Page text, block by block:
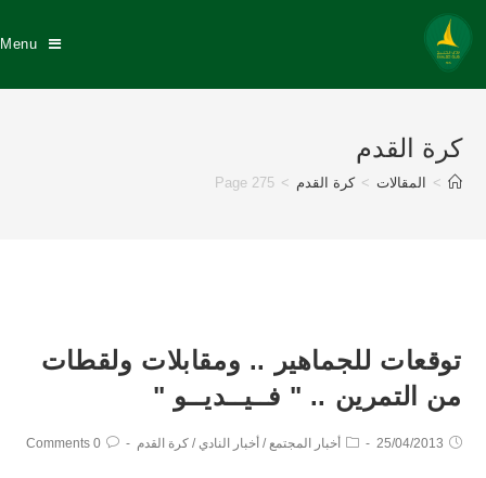
Menu
كرة القدم
> المقالات > كرة القدم >
Page 275
توقعات للجماهير .. ومقابلات ولقطات
من التمرين .. " فــيــديــو "
25/04/2013 أخبار المجتمع / أخبار النادي / كرة القدم 0 Comments